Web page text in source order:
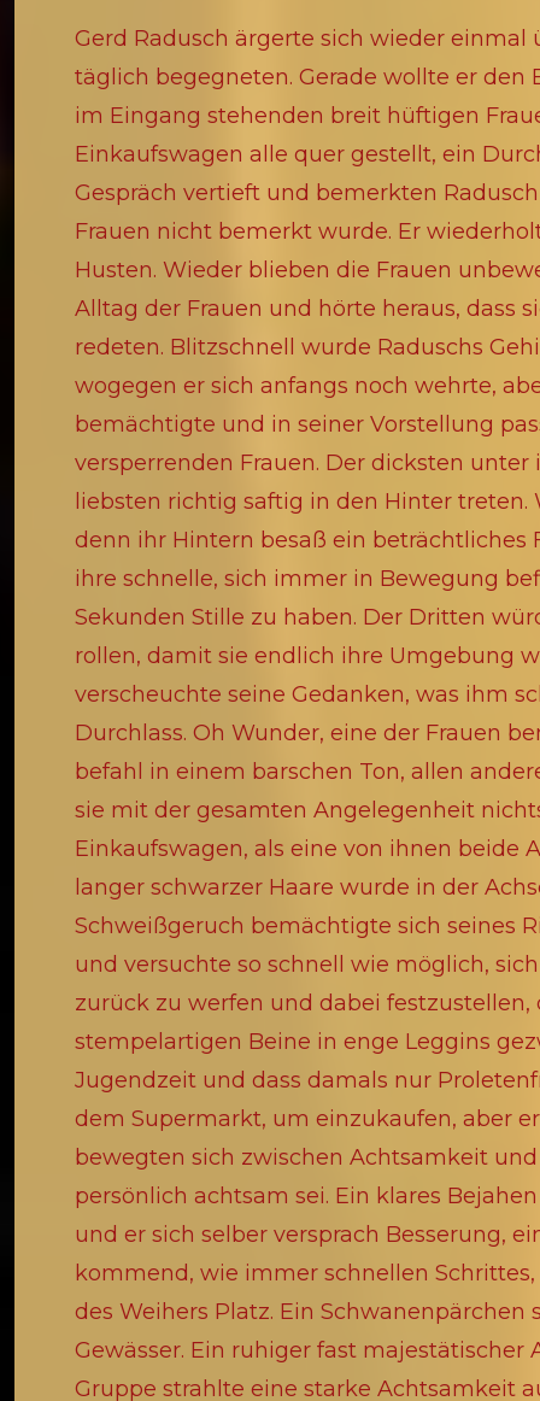
Gerd Radusch ärgerte sich wieder einmal über die Unachtsamkeit einiger Menschen, die ihm täglich begegneten. Gerade wollte er den Eingang eines Supermarktes passieren, als er von im Eingang stehenden breit hüftigen Frauen aufgehalten wurde. Die Damen hatten ihre Einkaufswagen alle quer gestellt, ein Durchkommen war unmöglich. Die Frauen waren in ihr Gespräch vertieft und bemerkten Radusch nicht. Er hüstelte kurz, erst sehr leise, was von den Frauen nicht bemerkt wurde. Er wiederholte es noch einmal, aus dem Hüsteln wurde jetzt ein Husten. Wieder blieben die Frauen unbewegt. Radusch vernahm einige Sprachfetzen aus dem Alltag der Frauen und hörte heraus, dass sie über Kinder, Kitas, Schulen und über die Familie redeten. Blitzschnell wurde Raduschs Gehirn von einer Gedankenwelle überschwemmt, wogegen er sich anfangs noch wehrte, aber vergeblich. Er bemerkte, wie sich Wut seiner bemächtigte und in seiner Vorstellung passierte allerhand mit den immer noch den Eingang versperrenden Frauen. Der dicksten unter ihnen, dick waren sie alle, aber der, wollte er am liebsten richtig saftig in den Hinter treten. Wahrscheinlich würde sie es nicht einmal merken, denn ihr Hintern besaß ein beträchtliches Fettpolster. Der Wortführerin hätte er am liebsten ihre schnelle, sich immer in Bewegung befindende Zunge festgenäht, um wenigsten einige Sekunden Stille zu haben. Der Dritten würde er den Einkaufswagen heftig gegen die Beine rollen, damit sie endlich ihre Umgebung wahrnehmen würde. Radusch hielt inne, verscheuchte seine Gedanken, was ihm schwer fiel, und bat mit etwas zu leiser Stimme um Durchlass. Oh Wunder, eine der Frauen bemerkte ihn, übernahm die Verantwortung und befahl in einem barschen Ton, allen anderen doch mal den Weg frei zu machen, so als hätte sie mit der gesamten Angelegenheit nichts zu tun. Radusch passierte die Frauen und ihre Einkaufswagen, als eine von ihnen beide Arme hob, um ihre Haare zu richten. Ein Büschel langer schwarzer Haare wurde in der Achselhöhle sichtbar, und ein etwas übler Schweißgeruch bemächtigte sich seines Riechorgans. Radusch beschleunigte seinen Schritt und versuchte so schnell wie möglich, sich von den Frauen zu entfernen, nicht ohne eine Blick zurück zu werfen und dabei festzustellen, dass alle Frauen ihren massigen Körper und stempelartigen Beine in enge Leggins gezwängt hatten. Radusch erinnerte sich an seine Jugendzeit und dass damals nur Proletenfrauen Leggins trugen. Endlich verschwand er in dem Supermarkt, um einzukaufen, aber er war nicht ganz bei der Sache und seine Gedanken bewegten sich zwischen Achtsamkeit und Unachtsamkeit und er fragte sich, ob er denn persönlich achtsam sei. Ein klares Bejahen brachte er nicht zustande, was ihn sehr betrübte und er sich selber versprach Besserung, einkehren zu lassen. Radusch von der Arbeit kommend, wie immer schnellen Schrittes, blieb plötzlich stehen, nahm auf einer Bank nahe des Weihers Platz. Ein Schwanenpärchen segelte stolz, im Schlepptau ihre Jungen, durch das Gewässer. Ein ruhiger fast majestätischer Anblick, alles schien seine Ordnung zu haben, die Gruppe strahlte eine starke Achtsamkeit aus. Lange Zeit blieb sein Blick haften und folgte der Schwanenfamilie, bis eine aufkommende Unruhe seine Aufmerksamkeit verlangte. Ein Vater rannte hinter seinem Kind her, das im schnellen Tempo auf das Gewässer zusteuerte. Der Vater, ein etwas dicklicher Mann, versuchte zu folgen, geriet aber ob des Tempos ein wenig außer Atem und konnte den Jungen nicht mehr einholen. Er plumpste ins Wasser, schrie fürchterlich. Die Schwaneneltern, die mit ihren Jungen noch in der Nähe waren, griffen den im Wasser liegenden brüllenden Jungen an. Schon von weitem schrie der Vater. Die Schwäne zeigten sich gänzlich unbeeindruckt. Der Junge planschte im Wasser herum, schrie jämmerlich, die Schwäne wurden angriffslustiger, und endlich warf sich der unbeholfene Vater ins Wasser, genau zwischen die Schwäne und seinen Jungen. Ein Schwan zerrte an der Hose des Mannes, andere Männer kamen zu Hilfe und vertrieben die Schwanenfamilie. Endlich brachte der Vater seinen durchnässten Jungen wieder ins Trockene und versuchte ihn zu beruhigen. Wo war seine Achtsamkeit im Augenblick, als der kleine Junge sich so weit von seinem Vater entfernen konnte? Der Begriff Achtsamkeit ließ Radusch nicht mehr los. Er kreuzte seine Gedankenwelt, wie ein steuerloses Schiff den Ozean. Nach einem